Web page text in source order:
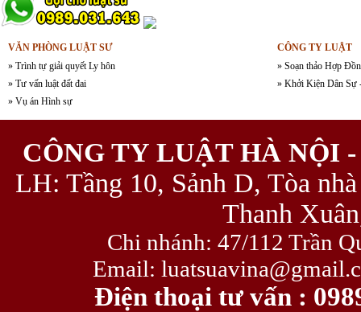
VĂN PHÒNG LUẬT SƯ
» Trình tự giải quyết Ly hôn
» Tư vấn luật đất đai
» Vụ án Hình sự
CÔNG TY LUẬT
» Soạn thảo Hợp
» Khởi Kiện Dân Sự
CÔNG TY LUẬT HÀ NỘI
LH: Tầng 10, Sảnh D, Tòa
Thanh
Chi nhánh: 47/112 Trần
Email:
Điện thoại tư vấn :